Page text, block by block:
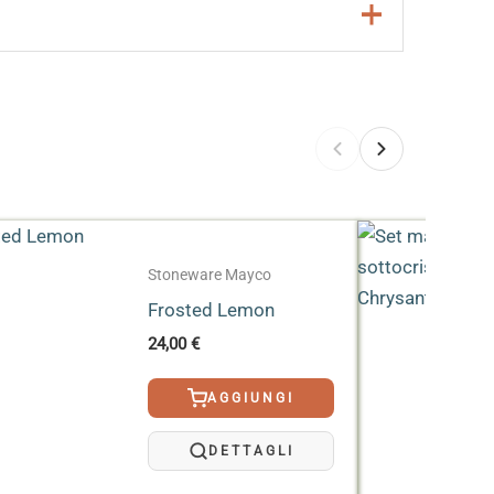
Stoneware Mayco
Frosted Lemon
24,00€
AGGIUNGI
DETTAGLI